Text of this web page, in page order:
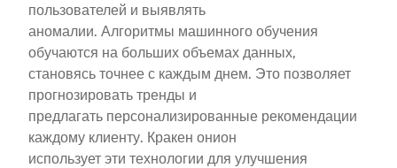
пользователей и выявлять
аномалии. Алгоритмы машинного обучения
обучаются на больших объемах данных,
становясь точнее с каждым днем. Это позволяет
прогнозировать тренды и
предлагать персонализированные рекомендации
каждому клиенту. Кракен онион
использует эти технологии для улучшения